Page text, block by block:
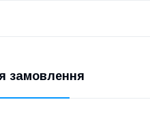
замовлення